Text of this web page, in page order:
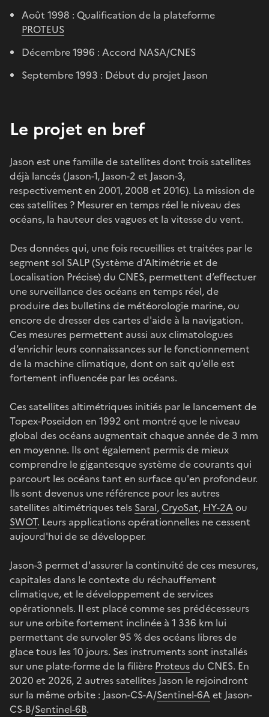
Août 1998 : Qualification de la plateforme
PROTEUS
Décembre 1996 : Accord NASA/CNES
Septembre 1993 : Début du projet Jason
Le projet en bref
Jason est une famille de satellites dont trois satellites
déjà lancés (Jason-1, Jason-2 et Jason-3,
respectivement en 2001, 2008 et 2016). La mission de
ces satellites ? Mesurer en temps réel le niveau des
océans, la hauteur des vagues et la vitesse du vent.
Des données qui, une fois recueillies et traitées par le
segment sol SALP (Système d'Altimétrie et de
Localisation Précise) du CNES, permettent d’effectuer
une surveillance des océans en temps réel, de
produire des bulletins de météorologie marine, ou
encore de dresser des cartes d'aide à la navigation.
Ces mesures permettent aussi aux climatologues
d’enrichir leurs connaissances sur le fonctionnement
de la machine climatique, dont on sait qu’elle est
fortement influencée par les océans.
Ces satellites altimétriques initiés par le lancement de
Topex-Poseidon en 1992 ont montré que le niveau
global des océans augmentait chaque année de 3 mm
en moyenne. Ils ont également permis de mieux
comprendre le gigantesque système de courants qui
parcourt les océans tant en surface qu'en profondeur.
Ils sont devenus une référence pour les autres
satellites altimétriques tels Saral, CryoSat, HY-2Aou
SWOT. Leurs applications opérationnelles ne cessent
aujourd'hui de se développer.
Jason-3 permet d'assurer la continuité de ces mesures,
capitales dans le contexte du réchauffement
climatique, et le développement de services
opérationnels. Il est placé comme ses prédécesseurs
sur une orbite fortement inclinée à 1 336 km lui
permettant de survoler 95 % des océans libres de
glace tous les 10 jours. Ses instruments sont installés
sur une plate-forme de la filière Proteusdu CNES. En
2020 et 2026, 2 autres satellites Jason le rejoindront
sur la même orbite : Jason-CS-A/Sentinel-6Aet Jason-
CS-B/Sentinel-6B.